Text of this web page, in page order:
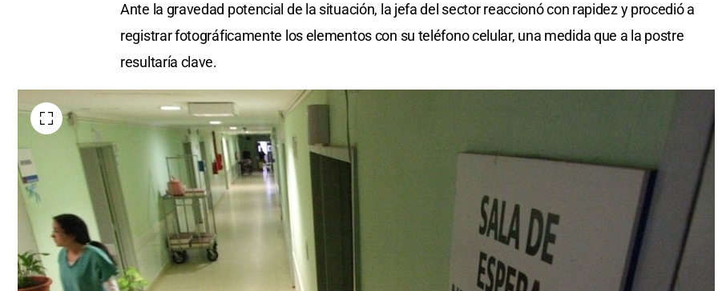
Ante la gravedad potencial de la situación, la jefa del sector reaccionó con rapidez y procedió a
registrar fotográficamente los elementos con su teléfono celular, una medida que a la postre
resultaría clave.